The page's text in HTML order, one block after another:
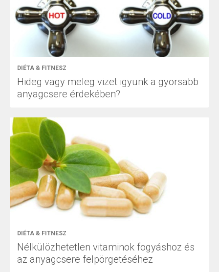
DIÉTA & FITNESZ
Hideg vagy meleg vizet igyunk a gyorsabb
anyagcsere érdekében?
DIÉTA & FITNESZ
Nélkülözhetetlen vitaminok fogyáshoz és
az anyagcsere felpörgetéséhez